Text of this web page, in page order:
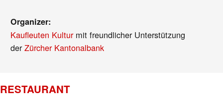
Organizer:
Kaufleuten Kulturmit freundlicher Unterstützung
derZürcher Kantonalbank
RESTAURANT